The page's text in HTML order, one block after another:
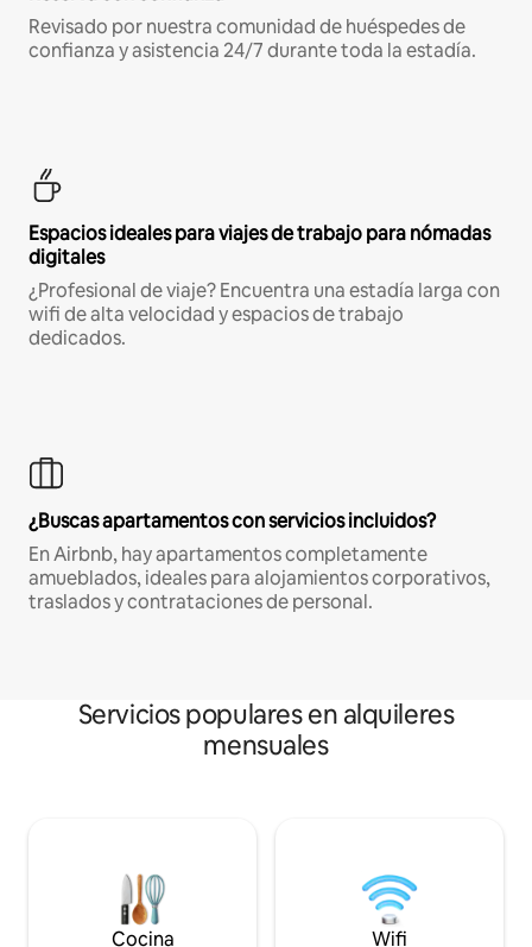
Revisado por nuestra comunidad de huéspedes de
confianza y asistencia 24/7 durante toda la estadía.
Espacios ideales para viajes de trabajo para nómadas
digitales
¿Profesional de viaje? Encuentra una estadía larga con
wifi de alta velocidad y espacios de trabajo
dedicados.
¿Buscas apartamentos con servicios incluidos?
En Airbnb, hay apartamentos completamente
amueblados, ideales para alojamientos corporativos,
traslados y contrataciones de personal.
Servicios populares en alquileres
mensuales
Cocina Wifi